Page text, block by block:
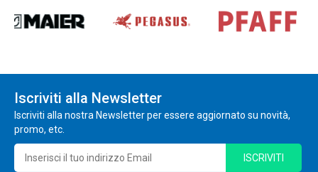
Iscriviti alla Newsletter
Iscriviti alla nostra Newsletter per essere aggiornato su novità,
promo, etc.
ISCRIVITI